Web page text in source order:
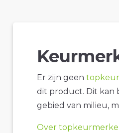
Er zijn geen
dit product. Dit kan
gebied van milieu,
Over